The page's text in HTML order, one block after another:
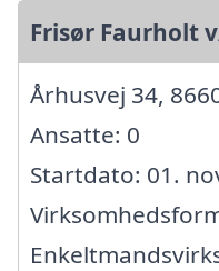
Frisør Faurholt
Århusvej 34,
Ansatte: 0
Startdato: 01.